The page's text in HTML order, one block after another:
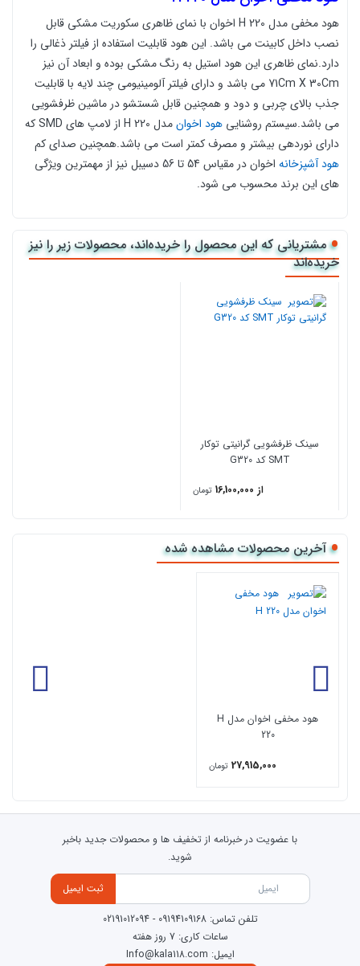
هود مخفی مدل H 220
اخوان با نمای ظاهری سکوریت مشکی قابل
نصب داخل کابینت می باشد. این هود قابلیت استفاده از فیلتر ذغالی را
دارد.نمای ظاهری این هود استیل به رنگ مشکی بوده و ابعاد آن نیز
71Cm X 30Cm می باشد و دارای
فیلتر آلومینیومی چند لایه با قابلیت
جذب بالای چربی و دود و همچنین قابل شستشو در ماشین ظرفشویی
می باشد.سیستم روشنایی هود اخوانمدل H 220
از لامپ های SMD که
دارای نوردهی بیشتر و مصرف کمتر است می باشد.همچنین صدای کم
هود آشپزخانه
اخوان در مقیاس 54 تا 56 دسیبل نیز از مهمترین ویژگی
های این برند محسوب می شود.
موتور توربو
4 دور
کنترل از راه دور
مشتریانی که این محصول را خریده‌اند، محصولات زیر را نیز
خریده‌اند
سینک ظرفشویی گرانیتی توکار
SMT کد G320
از 16,100,000
تومان
آخرین محصولات مشاهده شده
هود مخفی اخوان مدل H
220
27,915,000 تومان
با عضویت در خبرنامه از تخفیف ها و محصولات جدید باخبر
شوید.
ثبت ایمیل
تلفن تماس:09194109168
-
02191012094
ساعات کاری: 7 روز هفته
ایمیل: Info@kala118.com